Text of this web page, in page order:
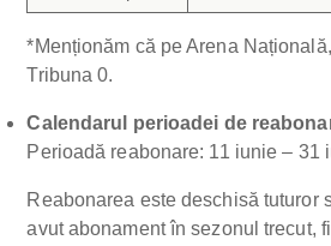
*Menționăm că pe Arena
Tribuna 0.
Calendarul perioadei de
Perioadă reabonare: 11 iunie – 31
Reabonarea este deschisă tuturor
avut abonament în sezonul trecut,